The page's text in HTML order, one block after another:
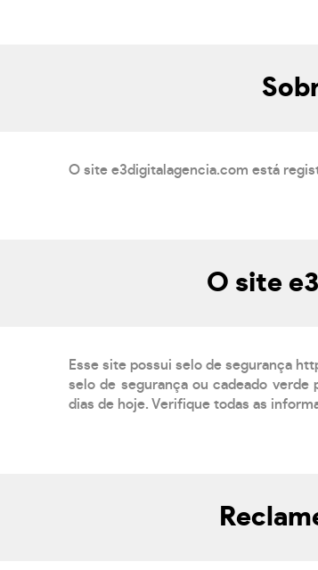
O site e3digitalagencia.com está
O site
Esse site possui selo de segurança
selo de segurança ou cadeado
dias de hoje. Verifique todas as